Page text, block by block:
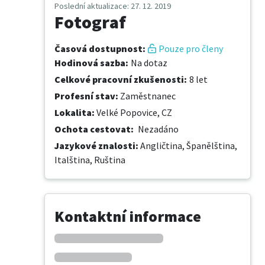
Poslední aktualizace: 27. 12. 2019
Fotograf
Časová dostupnost:
Pouze pro členy
Hodinová sazba: Na dotaz
Celkové pracovní zkušenosti: 8 let
Profesní stav: Zaměstnanec
Lokalita: Velké Popovice, CZ
Ochota cestovat: Nezadáno
Jazykové znalosti: Angličtina, Španělština,
Italština, Ruština
Kontaktní informace